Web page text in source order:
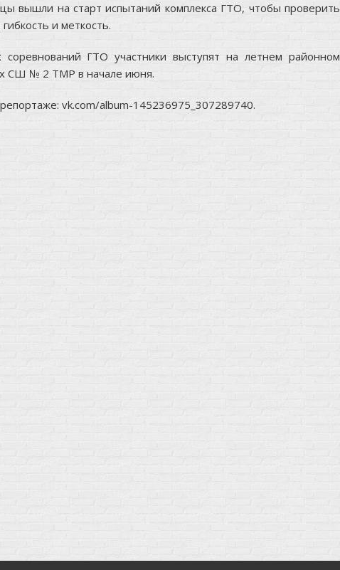
вышли на старт испытаний комплекса ГТО, чтобы проверить
и меткость.
ГТО участники выступят на летнем районном
СШ № 2 ТМР в начале июня.
vk.com/album-145236975_307289740.